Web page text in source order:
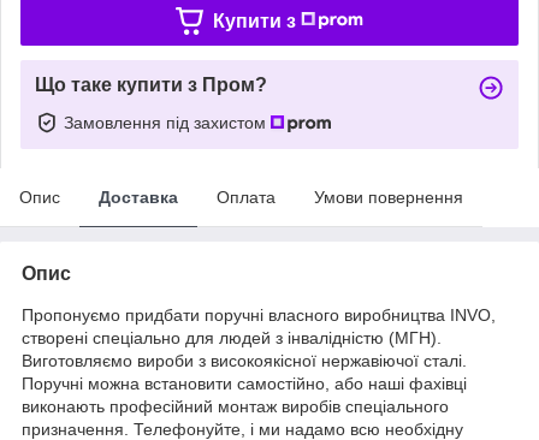
Купити з
Що таке купити з Пром?
Замовлення під захистом
Опис Доставка Оплата Умови повернення
Опис
Пропонуємо придбати поручні власного виробництва INVO,
створені спеціально для людей з інвалідністю (МГН).
Виготовляємо вироби з високоякісної нержавіючої сталі.
Поручні можна встановити самостійно, або наші фахівці
виконають професійний монтаж виробів спеціального
призначення. Телефонуйте, і ми надамо всю необхідну